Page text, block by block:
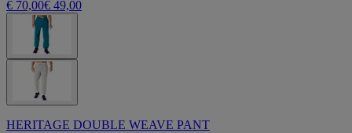
€ 70,00€ 49,00
HERITAGE DOUBLE WEAVE PANT